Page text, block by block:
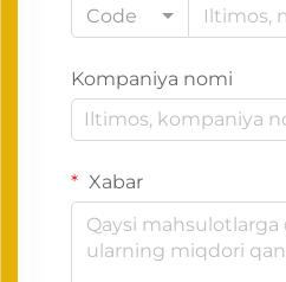
Code
Kompaniya nomi
Xabar